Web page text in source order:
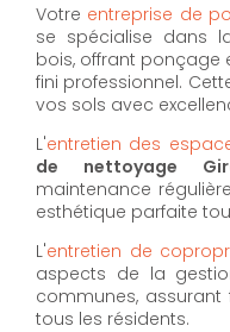
Votre entreprise de
se spécialise dans
bois, offrant ponçage
fini professionnel.
vos sols avec
L'entretien des
de nettoyage
maintenance
esthétique parfaite
L'entretien de
aspects de la
communes,
tous les résidents.